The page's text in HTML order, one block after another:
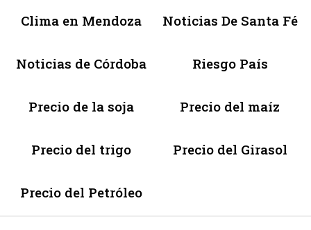
Clima en Mendoza Noticias De Santa Fé
Noticias de Córdoba Riesgo País
Precio de la soja Precio del maíz
Precio del trigo Precio del Girasol
Precio del Petróleo